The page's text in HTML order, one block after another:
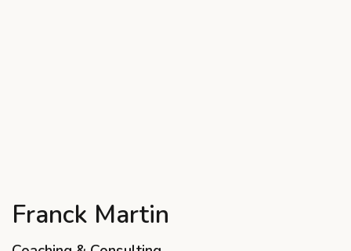
Franck Martin